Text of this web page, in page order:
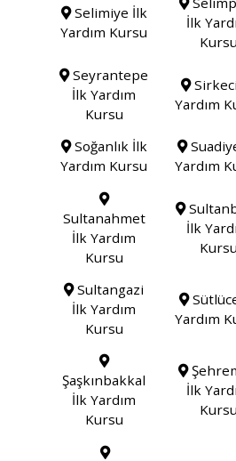
Selimiye İlk
Yardım Kursu
İlk
Kursu
Seyrantepe
İlk Yardım
Kursu
Yardım
Soğanlık İlk
Yardım Kursu
Yardım
Sultanahmet
İlk Yardım
Kursu
İlk
Kursu
Sultangazi
İlk Yardım
Kursu
Yardım
Şaşkınbakkal
İlk Yardım
Kursu
İlk
Kursu